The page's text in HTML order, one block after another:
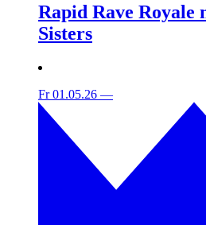
Rapid Rave Royale
Sisters
Fr 01.05.26 —